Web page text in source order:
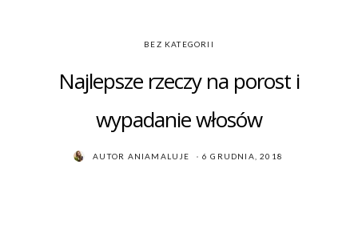
BEZ KATEGORII
Najlepsze rzeczy na porost i
wypadanie włosów
AUTOR ANIAMALUJE
POSTED
6 GRUDNIA, 2018